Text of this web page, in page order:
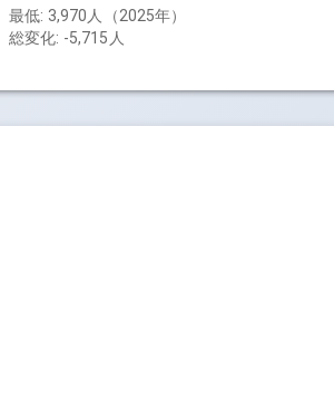
最低: 3,970人（2025年）
総変化: -5,715人